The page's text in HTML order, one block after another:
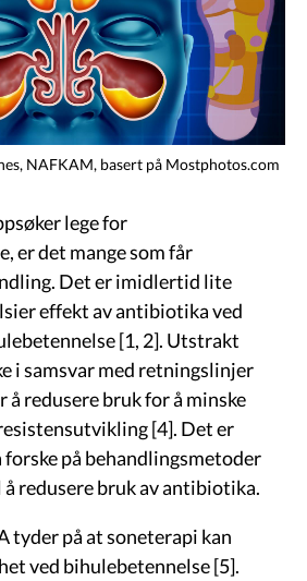
NAFKAM, basert på Mostphotos.com
lege for
er det mange som får
Det er imidlertid lite
effekt av antibiotika ved
[1, 2]. Utstrakt
i samsvar med retningslinjer
å redusere bruk for å minske
[4]. Det er
forske på behandlingsmetoder
redusere bruk av antibiotika.
tyder på at soneterapi kan
ved bihulebetennelse [5].